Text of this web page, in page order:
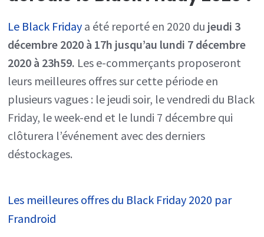
Le Black Friday a été reporté en 2020 du jeudi 3
décembre 2020 à 17h jusqu’au lundi 7 décembre
2020 à 23h59. Les e-commerçants proposeront
leurs meilleures offres sur cette période en
plusieurs vagues : le jeudi soir, le vendredi du Black
Friday, le week-end et le lundi 7 décembre qui
clôturera l’événement avec des derniers
déstockages.
Les meilleures offres du Black Friday 2020 par
Frandroid